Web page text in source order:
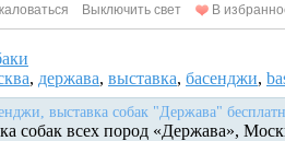
Выключить свет В
, держава, выставка, басенджи,
выставка собак "Держава"
собак всех пород «Держава»,